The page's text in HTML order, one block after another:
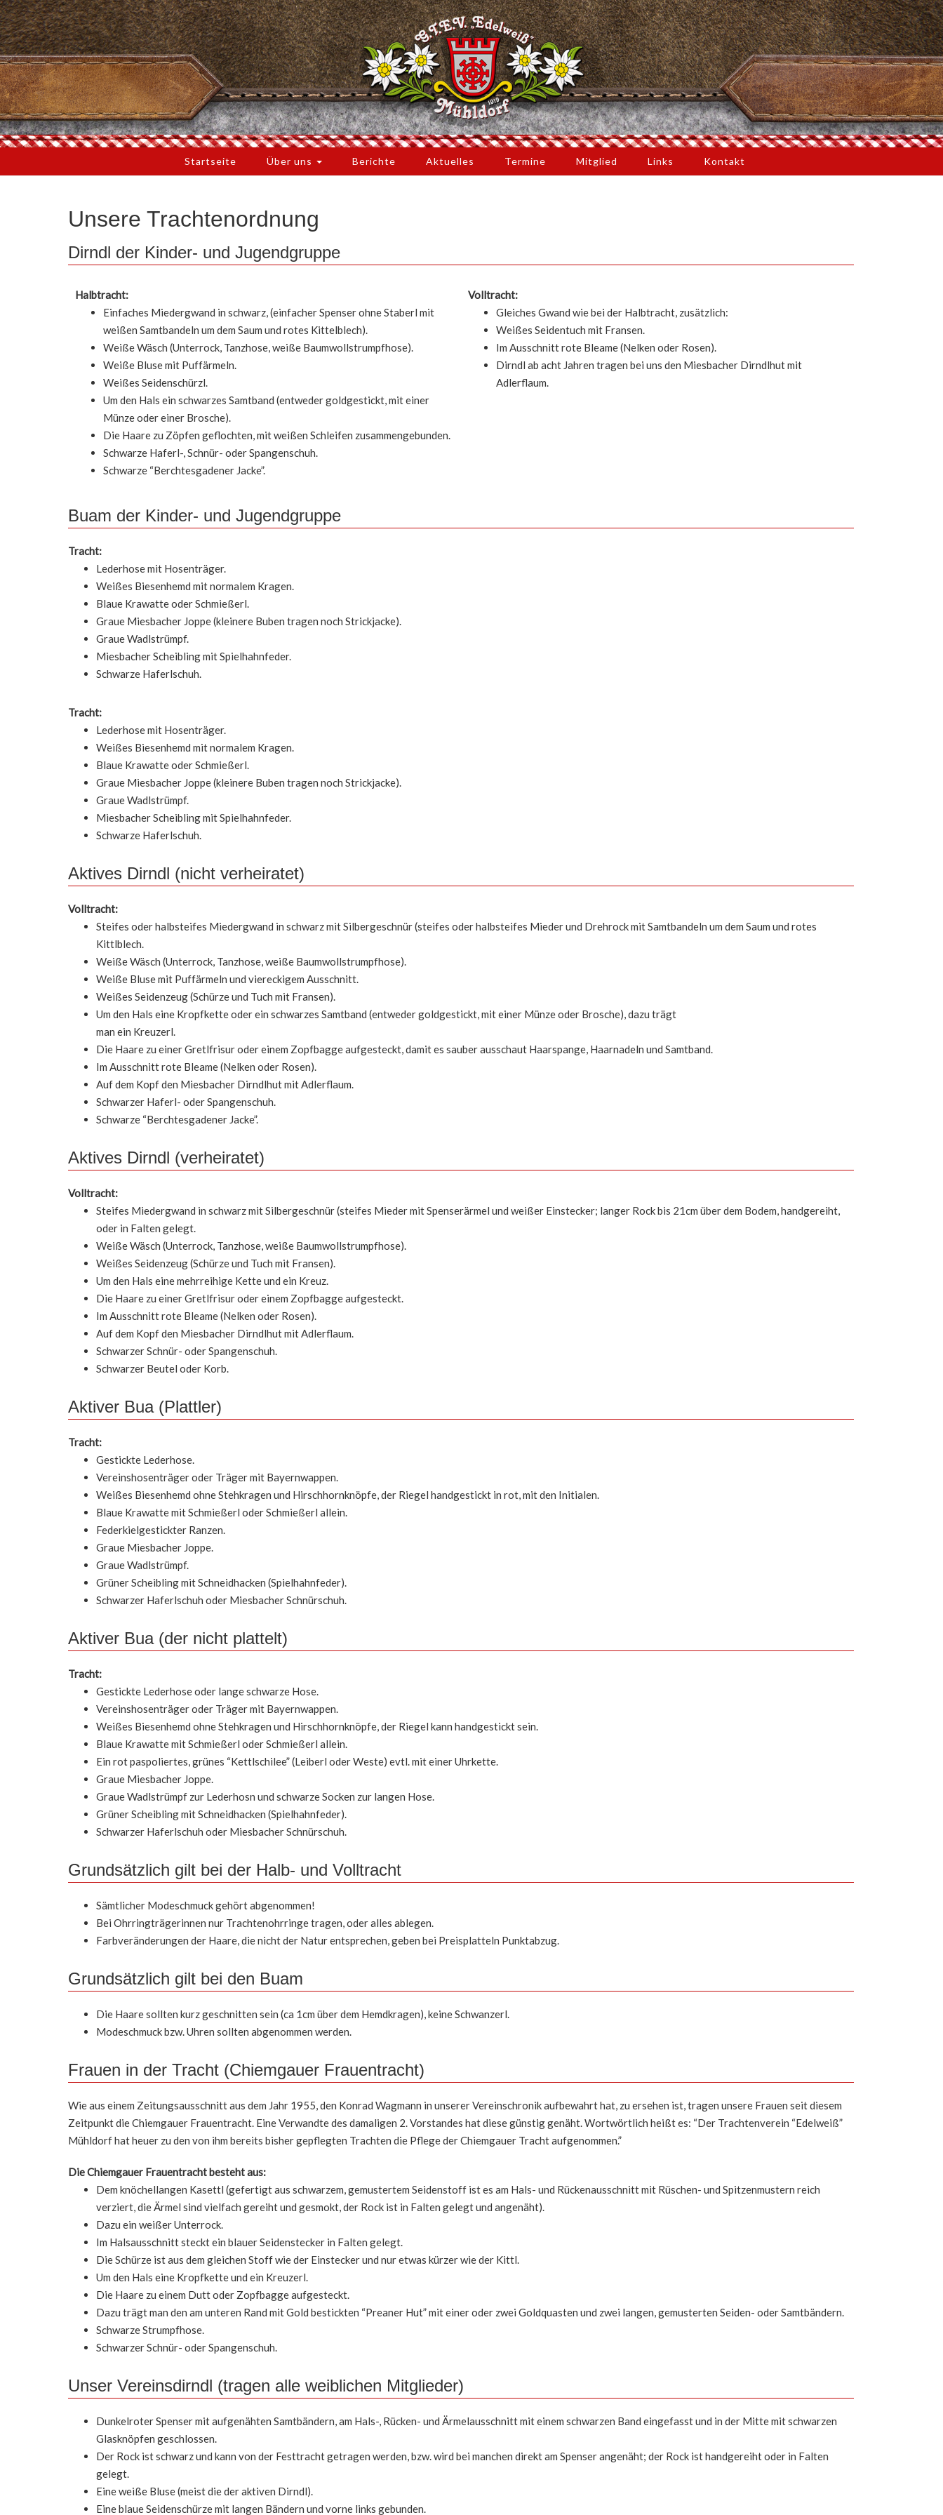
Startseite Über uns Berichte Aktuelles Termine Mitglied Links Kontakt
Unsere Trachtenordnung
Dirndl der Kinder- und Jugendgruppe
Halbtracht:
Einfaches Miedergwand in schwarz, (einfacher Spenser ohne Staberl mit
weißen Samtbandeln um dem Saum und rotes Kittelblech).
Weiße Wäsch (Unterrock, Tanzhose, weiße Baumwollstrumpfhose).
Weiße Bluse mit Puffärmeln.
Weißes Seidenschürzl.
Um den Hals ein schwarzes Samtband (entweder goldgestickt, mit einer
Münze oder einer Brosche).
Die Haare zu Zöpfen geflochten, mit weißen Schleifen zusammengebunden.
Schwarze Haferl-, Schnür- oder Spangenschuh.
Schwarze “Berchtesgadener Jacke”.
Volltracht:
Gleiches Gwand wie bei der Halbtracht, zusätzlich:
Weißes Seidentuch mit Fransen.
Im Ausschnitt rote Bleame (Nelken oder Rosen).
Dirndl ab acht Jahren tragen bei uns den Miesbacher Dirndlhut mit
Adlerflaum.
Buam der Kinder- und Jugendgruppe
Tracht:
Lederhose mit Hosenträger.
Weißes Biesenhemd mit normalem Kragen.
Blaue Krawatte oder Schmießerl.
Graue Miesbacher Joppe (kleinere Buben tragen noch Strickjacke).
Graue Wadlstrümpf.
Miesbacher Scheibling mit Spielhahnfeder.
Schwarze Haferlschuh.
Tracht:
Lederhose mit Hosenträger.
Weißes Biesenhemd mit normalem Kragen.
Blaue Krawatte oder Schmießerl.
Graue Miesbacher Joppe (kleinere Buben tragen noch Strickjacke).
Graue Wadlstrümpf.
Miesbacher Scheibling mit Spielhahnfeder.
Schwarze Haferlschuh.
Aktives Dirndl (nicht verheiratet)
Volltracht:
Steifes oder halbsteifes Miedergwand in schwarz mit Silbergeschnür (steifes oder halbsteifes Mieder und Drehrock mit Samtbandeln um dem Saum und rotes
Kittlblech.
Weiße Wäsch (Unterrock, Tanzhose, weiße Baumwollstrumpfhose).
Weiße Bluse mit Puffärmeln und viereckigem Ausschnitt.
Weißes Seidenzeug (Schürze und Tuch mit Fransen).
Um den Hals eine Kropfkette oder ein schwarzes Samtband (entweder goldgestickt, mit einer Münze oder Brosche), dazu trägt
man ein Kreuzerl.
Die Haare zu einer Gretlfrisur oder einem Zopfbagge aufgesteckt, damit es sauber ausschaut Haarspange, Haarnadeln und Samtband.
Im Ausschnitt rote Bleame (Nelken oder Rosen).
Auf dem Kopf den Miesbacher Dirndlhut mit Adlerflaum.
Schwarzer Haferl- oder Spangenschuh.
Schwarze “Berchtesgadener Jacke”.
Aktives Dirndl (verheiratet)
Volltracht:
Steifes Miedergwand in schwarz mit Silbergeschnür (steifes Mieder mit Spenserärmel und weißer Einstecker; langer Rock bis 21cm über dem Bodem, handgereiht,
oder in Falten gelegt.
Weiße Wäsch (Unterrock, Tanzhose, weiße Baumwollstrumpfhose).
Weißes Seidenzeug (Schürze und Tuch mit Fransen).
Um den Hals eine mehrreihige Kette und ein Kreuz.
Die Haare zu einer Gretlfrisur oder einem Zopfbagge aufgesteckt.
Im Ausschnitt rote Bleame (Nelken oder Rosen).
Auf dem Kopf den Miesbacher Dirndlhut mit Adlerflaum.
Schwarzer Schnür- oder Spangenschuh.
Schwarzer Beutel oder Korb.
Aktiver Bua (Plattler)
Tracht:
Gestickte Lederhose.
Vereinshosenträger oder Träger mit Bayernwappen.
Weißes Biesenhemd ohne Stehkragen und Hirschhornknöpfe, der Riegel handgestickt in rot, mit den Initialen.
Blaue Krawatte mit Schmießerl oder Schmießerl allein.
Federkielgestickter Ranzen.
Graue Miesbacher Joppe.
Graue Wadlstrümpf.
Grüner Scheibling mit Schneidhacken (Spielhahnfeder).
Schwarzer Haferlschuh oder Miesbacher Schnürschuh.
Aktiver Bua (der nicht plattelt)
Tracht:
Gestickte Lederhose oder lange schwarze Hose.
Vereinshosenträger oder Träger mit Bayernwappen.
Weißes Biesenhemd ohne Stehkragen und Hirschhornknöpfe, der Riegel kann handgestickt sein.
Blaue Krawatte mit Schmießerl oder Schmießerl allein.
Ein rot paspoliertes, grünes “Kettlschilee” (Leiberl oder Weste) evtl. mit einer Uhrkette.
Graue Miesbacher Joppe.
Graue Wadlstrümpf zur Lederhosn und schwarze Socken zur langen Hose.
Grüner Scheibling mit Schneidhacken (Spielhahnfeder).
Schwarzer Haferlschuh oder Miesbacher Schnürschuh.
Grundsätzlich gilt bei der Halb- und Volltracht
Sämtlicher Modeschmuck gehört abgenommen!
Bei Ohrringträgerinnen nur Trachtenohrringe tragen, oder alles ablegen.
Farbveränderungen der Haare, die nicht der Natur entsprechen, geben bei Preisplatteln Punktabzug.
Grundsätzlich gilt bei den Buam
Die Haare sollten kurz geschnitten sein (ca 1cm über dem Hemdkragen), keine Schwanzerl.
Modeschmuck bzw. Uhren sollten abgenommen werden.
Frauen in der Tracht (Chiemgauer Frauentracht)
Wie aus einem Zeitungsausschnitt aus dem Jahr 1955, den Konrad Wagmann in unserer Vereinschronik aufbewahrt hat, zu ersehen ist, tragen unsere Frauen seit diesem
Zeitpunkt die Chiemgauer Frauentracht. Eine Verwandte des damaligen 2. Vorstandes hat diese günstig genäht. Wortwörtlich heißt es: “Der Trachtenverein “Edelweiß”
Mühldorf hat heuer zu den von ihm bereits bisher gepflegten Trachten die Pflege der Chiemgauer Tracht aufgenommen.”
Die Chiemgauer Frauentracht besteht aus:
Dem knöchellangen Kasettl (gefertigt aus schwarzem, gemustertem Seidenstoff ist es am Hals- und Rückenausschnitt mit Rüschen- und Spitzenmustern reich
verziert, die Ärmel sind vielfach gereiht und gesmokt, der Rock ist in Falten gelegt und angenäht).
Dazu ein weißer Unterrock.
Im Halsausschnitt steckt ein blauer Seidenstecker in Falten gelegt.
Die Schürze ist aus dem gleichen Stoff wie der Einstecker und nur etwas kürzer wie der Kittl.
Um den Hals eine Kropfkette und ein Kreuzerl.
Die Haare zu einem Dutt oder Zopfbagge aufgesteckt.
Dazu trägt man den am unteren Rand mit Gold bestickten “Preaner Hut” mit einer oder zwei Goldquasten und zwei langen, gemusterten Seiden- oder Samtbändern.
Schwarze Strumpfhose.
Schwarzer Schnür- oder Spangenschuh.
Unser Vereinsdirndl (tragen alle weiblichen Mitglieder)
Dunkelroter Spenser mit aufgenähten Samtbändern, am Hals-, Rücken- und Ärmelausschnitt mit einem schwarzen Band eingefasst und in der Mitte mit schwarzen
Glasknöpfen geschlossen.
Der Rock ist schwarz und kann von der Festtracht getragen werden, bzw. wird bei manchen direkt am Spenser angenäht; der Rock ist handgereiht oder in Falten
gelegt.
Eine weiße Bluse (meist die der aktiven Dirndl).
Eine blaue Seidenschürze mit langen Bändern und vorne links gebunden.